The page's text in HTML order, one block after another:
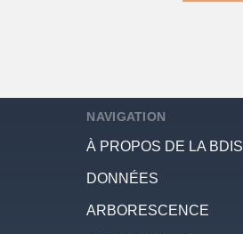
NAVIGATION
À PROPOS DE LA BDIS
DONNÉES
ARBORESCENCE